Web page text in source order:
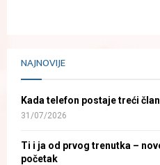
NAJNOVIJE
Kada telefon postaje treći
31/07/2026
Ti i ja od prvog trenutka –
početak